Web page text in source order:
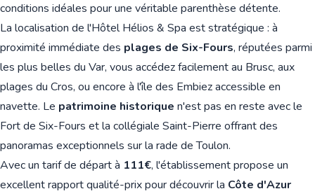
conditions idéales pour une véritable parenthèse détente.
La localisation de l'Hôtel Hélios & Spa est stratégique : à
proximité immédiate des plages de Six-Fours, réputées parmi
les plus belles du Var, vous accédez facilement au Brusc, aux
plages du Cros, ou encore à l'île des Embiez accessible en
navette. Le patrimoine historique n'est pas en reste avec le
Fort de Six-Fours et la collégiale Saint-Pierre offrant des
panoramas exceptionnels sur la rade de Toulon.
Avec un tarif de départ à 111€, l'établissement propose un
excellent rapport qualité-prix pour découvrir la Côte d'Azur